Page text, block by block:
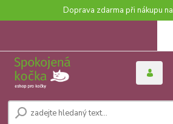
Doprava zdarma při nákupu